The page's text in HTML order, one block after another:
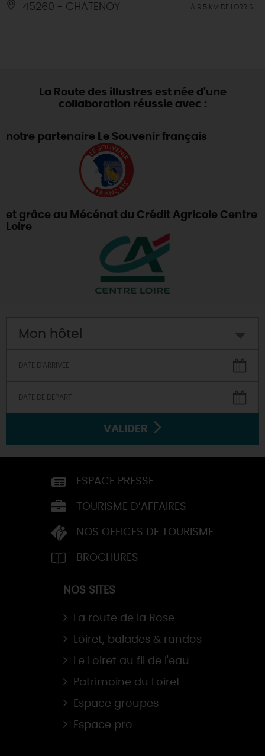
45260 - CHATENOY À 9.5 KM DE LORRIS
La Route des illustres est née d'une
collaboration réussie avec :
notre partenaire Le Souvenir français
et grâce au Mécénat du Crédit Agricole Centre
Loire
Mon hôtel
VALIDER
ESPACE PRESSE
TOURISME D’AFFAIRES
NOS OFFICES DE TOURISME
BROCHURES
NOS SITES
La route de la Rose
Loiret, balades & randos
Le Loiret au fil de l'eau
Patrimoine du Loiret
Espace groupes
Espace pro